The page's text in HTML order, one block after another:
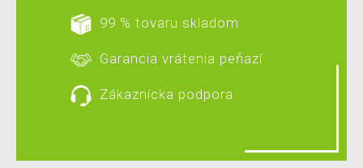
99 % tovaru skladom
Garancia vrátenia peňazí
Zákaznícka podpora